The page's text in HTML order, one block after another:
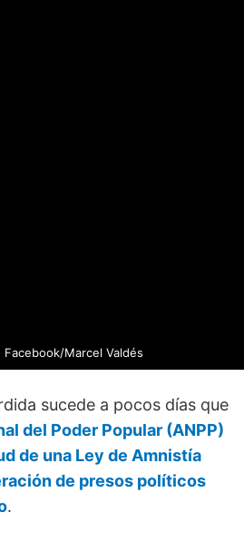
Facebook/Marcel Valdés
sucede a pocos días que
del Poder Popular (ANPP)
de una Ley de Amnistía
de presos políticos
.